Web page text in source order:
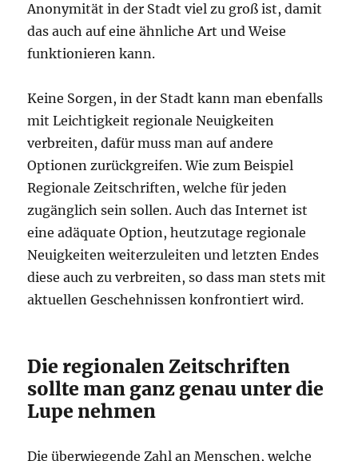
Anonymität in der Stadt viel zu groß ist, damit
das auch auf eine ähnliche Art und Weise
funktionieren kann.
Keine Sorgen, in der Stadt kann man ebenfalls
mit Leichtigkeit regionale Neuigkeiten
verbreiten, dafür muss man auf andere
Optionen zurückgreifen. Wie zum Beispiel
Regionale Zeitschriften, welche für jeden
zugänglich sein sollen. Auch das Internet ist
eine adäquate Option, heutzutage regionale
Neuigkeiten weiterzuleiten und letzten Endes
diese auch zu verbreiten, so dass man stets mit
aktuellen Geschehnissen konfrontiert wird.
Die regionalen Zeitschriften
sollte man ganz genau unter die
Lupe nehmen
Die überwiegende Zahl an Menschen, welche